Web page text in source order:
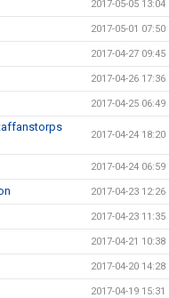
2017-05-05 13:04
2017-05-01 07:50
2017-04-27 09:45
2017-04-26 17:36
2017-04-25 06:49
2017-04-24 18:20
2017-04-24 06:59
2017-04-23 12:26
2017-04-23 11:35
2017-04-21 10:38
2017-04-20 14:28
2017-04-19 15:31